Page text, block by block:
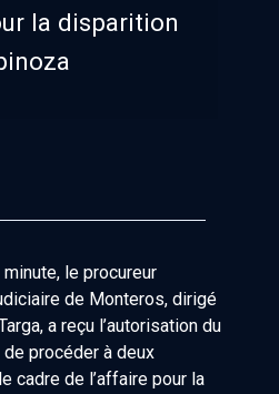
la disparition
le procureur
de Monteros, dirigé
a reçu l’autorisation du
procéder à deux
cadre de l’affaire pour la